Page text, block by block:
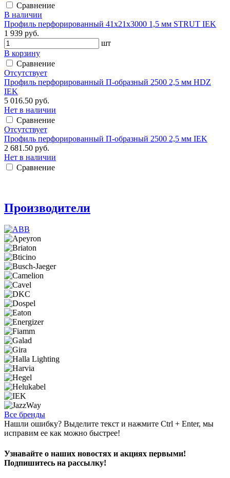
Сравнение
В наличии
Профиль перфорированный 41х21х3000 1,5 мм STRUT IEK
1 939 руб.
шт
В корзину
Сравнение
Отсутствует
Профиль перфорированный П-образный 2500 2,5 мм HDZ
IEK
5 016.50 руб.
Нет в наличии
Сравнение
Отсутствует
Профиль перфорированный П-образный 2500 2,5 мм IEK
2 681.50 руб.
Нет в наличии
Сравнение
Производители
Все бренды
Нашли ошибку? Выделите текст и нажмите Ctrl + Enter, мы
исправим ее как можно быстрее!
Узнавайте о наших новостях и акциях первыми!
Подпишитесь на рассылку!